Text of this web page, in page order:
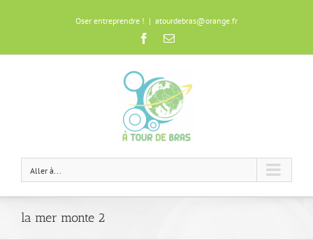
Oser entreprendre ! | atourdebras@orange.fr
Facebook
Email
Aller à...
la mer monte 2